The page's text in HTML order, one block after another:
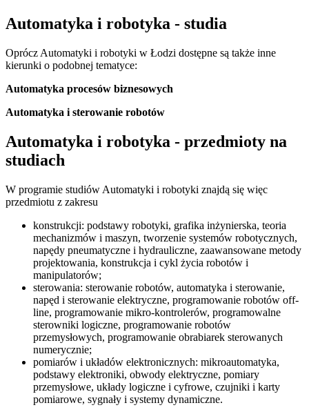
Automatyka i robotyka - studia
Oprócz Automatyki i robotyki w Łodzi dostępne są także inne
kierunki o podobnej tematyce:
Automatyka procesów biznesowych
Automatyka i sterowanie robotów
Automatyka i robotyka - przedmioty na
studiach
W programie studiów Automatyki i robotyki znajdą się więc
przedmiotu z zakresu
konstrukcji: podstawy robotyki, grafika inżynierska, teoria
mechanizmów i maszyn, tworzenie systemów robotycznych,
napędy pneumatyczne i hydrauliczne, zaawansowane metody
projektowania, konstrukcja i cykl życia robotów i
manipulatorów;
sterowania: sterowanie robotów, automatyka i sterowanie,
napęd i sterowanie elektryczne, programowanie robotów off-
line, programowanie mikro-kontrolerów, programowalne
sterowniki logiczne, programowanie robotów
przemysłowych, programowanie obrabiarek sterowanych
numerycznie;
pomiarów i układów elektronicznych: mikroautomatyka,
podstawy elektroniki, obwody elektryczne, pomiary
przemysłowe, układy logiczne i cyfrowe, czujniki i karty
pomiarowe, sygnały i systemy dynamiczne.